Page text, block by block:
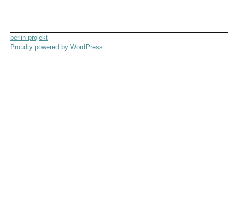
berlin projekt
Proudly powered by WordPress.